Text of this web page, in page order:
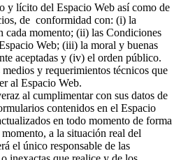
y lícito del Espacio Web así como de
de conformidad con: (i) la
cada momento; (ii) las Condiciones
Web; (iii) la moral y buenas
aceptadas y (iv) el orden público.
y requerimientos técnicos que
al Espacio Web.
al cumplimentar con sus datos de
contenidos en el Espacio
en todo momento de forma
a la situación real del
el único responsable de las